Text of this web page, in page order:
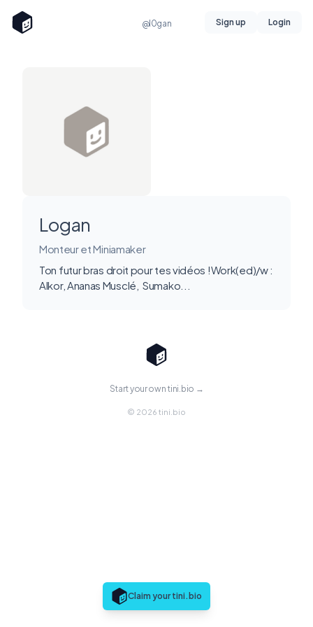
@l0gan Sign up Login
Logan
Monteur et Miniamaker
Ton futur bras droit pour tes vidéos !Work(ed)/w :
Alkor, Ananas Musclé, Sumako...
Claim your tini.bio
Start your own tini.bio →
© 2026 tini.bio